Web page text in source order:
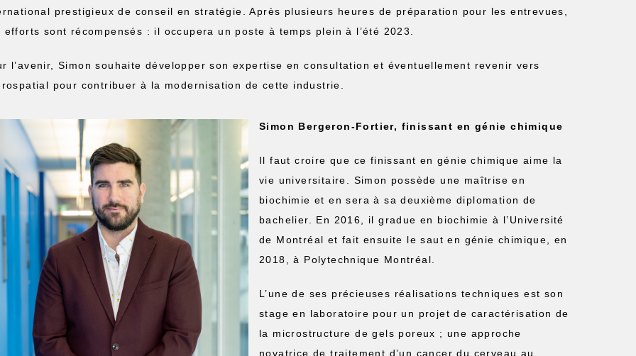
prestigieux de conseil en stratégie. Après plusieurs heures de préparation pour les entrevues,
efforts sont récompensés : il occupera un poste à temps plein à l’été 2023.
l’avenir, Simon souhaite développer son expertise en consultation et éventuellement revenir vers
pour contribuer à la modernisation de cette industrie.
Simon Bergeron-Fortier, finissant en génie chimique
Il faut croire que ce finissant en génie chimique aime la
vie universitaire. Simon possède une maîtrise en
biochimie et en sera à sa deuxième diplomation de
bachelier. En 2016, il gradue en biochimie à l’Université
de Montréal et fait ensuite le saut en génie chimique, en
2018, à Polytechnique Montréal.
L’une de ses précieuses réalisations techniques est son
stage en laboratoire pour un projet de caractérisation de
la microstructure de gels poreux ; une approche
novatrice de traitement d’un cancer du cerveau au